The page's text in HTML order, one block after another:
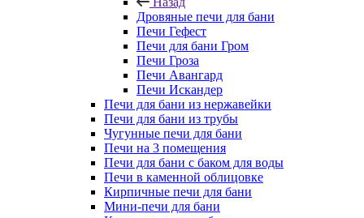
Дровяные печи для бани
Печи Гефест
Печи для бани Гром
Печи Гроза
Печи Авангард
Печи Искандер
Печи для бани из нержавейки
Печи для бани из трубы
Чугунные печи для бани
Печи на 3 помещения
Печи для бани с баком для воды
Печи в каменной облицовке
Кирпичные печи для бани
Мини-печи для бани